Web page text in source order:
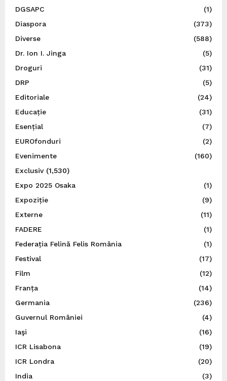
DGSAPC
(1)
Diaspora
(373)
Diverse
(588)
Dr. Ion I. Jinga
(5)
Droguri
(31)
DRP
(5)
Editoriale
(24)
Educație
(31)
Esențial
(7)
EUROfonduri
(2)
Evenimente
(160)
Exclusiv(1,530)
Expo 2025 Osaka
(1)
Expoziție
(9)
Externe
(11)
FADERE
(1)
Federația Felină Felis România
(1)
Festival
(17)
Film
(12)
Franța
(14)
Germania
(236)
Guvernul României
(4)
Iaşi
(16)
ICR Lisabona
(19)
ICR Londra
(20)
India
(3)